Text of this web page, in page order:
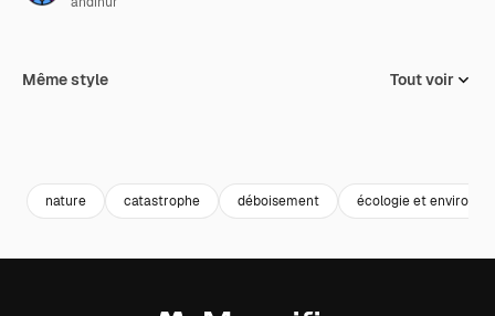
Même style Tout voir
nature catastrophe déboisement écologie et